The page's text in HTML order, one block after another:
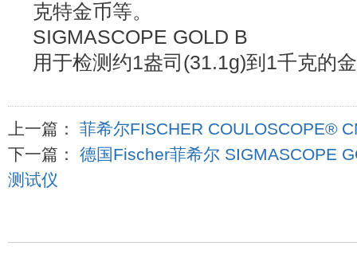
克特金币等。
SIGMASCOPE GOLD B
用于检测约1盎司(31.1g)到1千克的
上一篇： 菲希尔FISCHER COULOSCOPE®
下一篇： 德国Fischer菲希尔 SIGMASCOPE
测试仪